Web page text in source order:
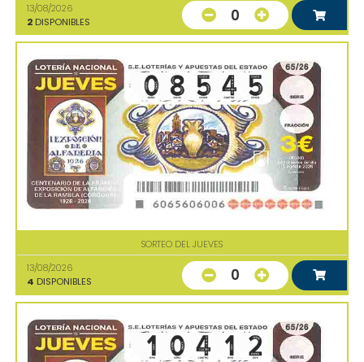
13/08/2026
2 DISPONIBLES 0
SORTEO DEL JUEVES
13/08/2026
4 DISPONIBLES 0